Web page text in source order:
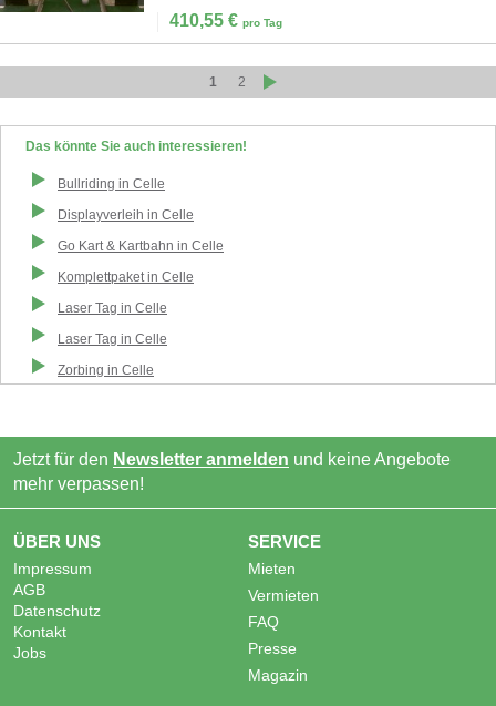
410,55 € pro Tag
1 2
Das könnte Sie auch interessieren!
Bullriding in Celle
Displayverleih in Celle
Go Kart & Kartbahn in Celle
Komplettpaketin Celle
Laser Tag in Celle
Laser Tag in Celle
Zorbing in Celle
Jetzt für den Newsletter anmelden und keine Angebote
mehr verpassen!
ÜBER UNS
Impressum
AGB
Datenschutz
Kontakt
Jobs
SERVICE
Mieten
Vermieten
FAQ
Presse
Magazin